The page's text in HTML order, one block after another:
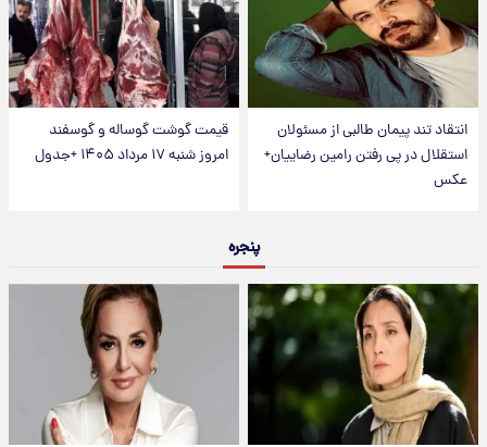
انتقاد تند پیمان طالبی از مسئولان
استقلال در پی رفتن رامین رضاییان+
عکس
قیمت گوشت گوساله و گوسفند
امروز شنبه ۱۷ مرداد ۱۴۰۵ +جدول
پنجره